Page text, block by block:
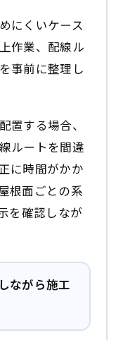
にくいケース
作業、配線ル
事前に整理し
置する場合、
ルートを間違
に時間がかか
根面ごとの系
を確認しなが
ながら施工